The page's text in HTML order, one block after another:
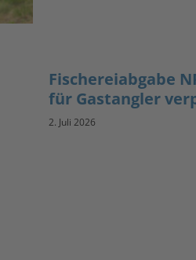
Fischereiabgabe
für Gastangler
2. Juli 2026